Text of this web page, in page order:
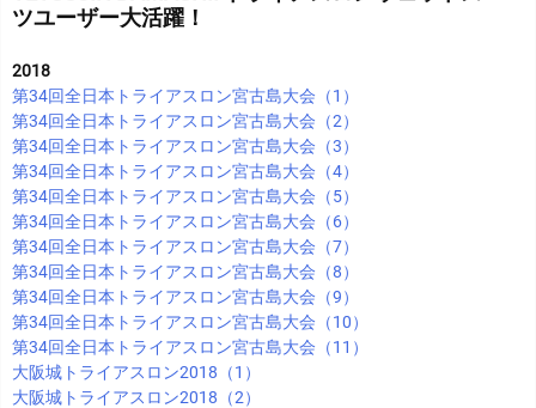
ツユーザー大活躍！
2018
第34回全日本トライアスロン宮古島大会（1）
第34回全日本トライアスロン宮古島大会（2）
第34回全日本トライアスロン宮古島大会（3）
第34回全日本トライアスロン宮古島大会（4）
第34回全日本トライアスロン宮古島大会（5）
第34回全日本トライアスロン宮古島大会（6）
第34回全日本トライアスロン宮古島大会（7）
第34回全日本トライアスロン宮古島大会（8）
第34回全日本トライアスロン宮古島大会（9）
第34回全日本トライアスロン宮古島大会（10）
第34回全日本トライアスロン宮古島大会（11）
大阪城トライアスロン2018（1）
大阪城トライアスロン2018（2）